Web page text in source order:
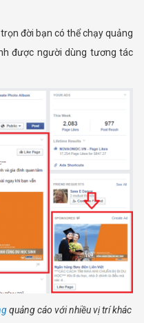
đời bạn có thể chạy quảng
được người dùng tương tác
quảng cáo với nhiều vị trí khác